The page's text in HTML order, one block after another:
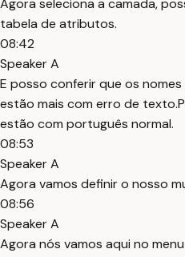
Agora seleciona a camada,
tabela de atributos.
08:42
Speaker A
E posso conferir que os
estão mais com erro de
estão com português normal.
08:53
Speaker A
Agora vamos definir o nosso
08:56
Speaker A
Agora nós vamos aqui no